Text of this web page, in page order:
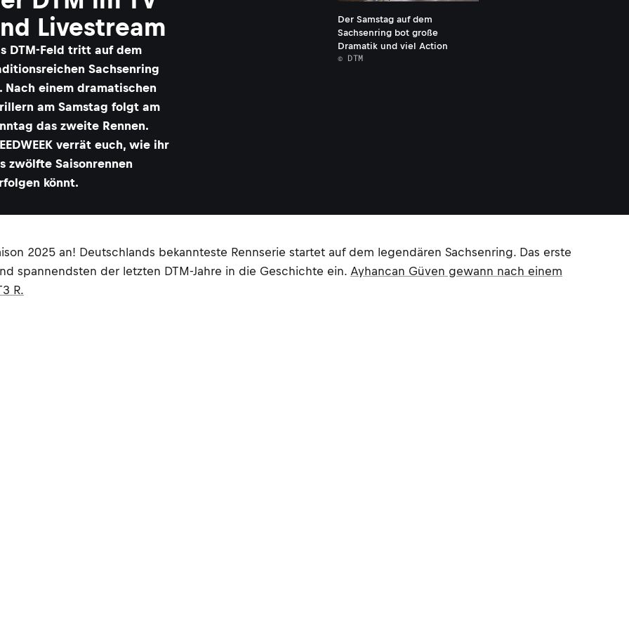
Livestream
DTM-Feld tritt auf dem
Sachsenring
Nach einem dramatischen
am Samstag folgt am
das zweite Rennen.
verrät euch, wie ihr
zwölfte Saisonrennen
könnt.
Der Samstag auf dem
Sachsenring bot große
Dramatik und viel Action
© DTM
2025 an! Deutschlands bekannteste Rennserie startet auf dem legendären Sachsenring. Das erste
spannendsten der letzten DTM-Jahre in die Geschichte ein. Ayhancan Güven gewann nach einem
R.